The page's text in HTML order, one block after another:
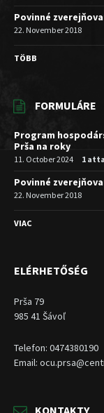
Povinné
22. November 2018
TÖBB
FORMULÁRE
Program
Prša na roky
11. October 2024 1
Povinné
22. November 2018
VIAC
ELÉRHETŐSÉG
Prša 79
985 41 Šávoľ
Telefon: 0474380190
Email:
KONTAKTY